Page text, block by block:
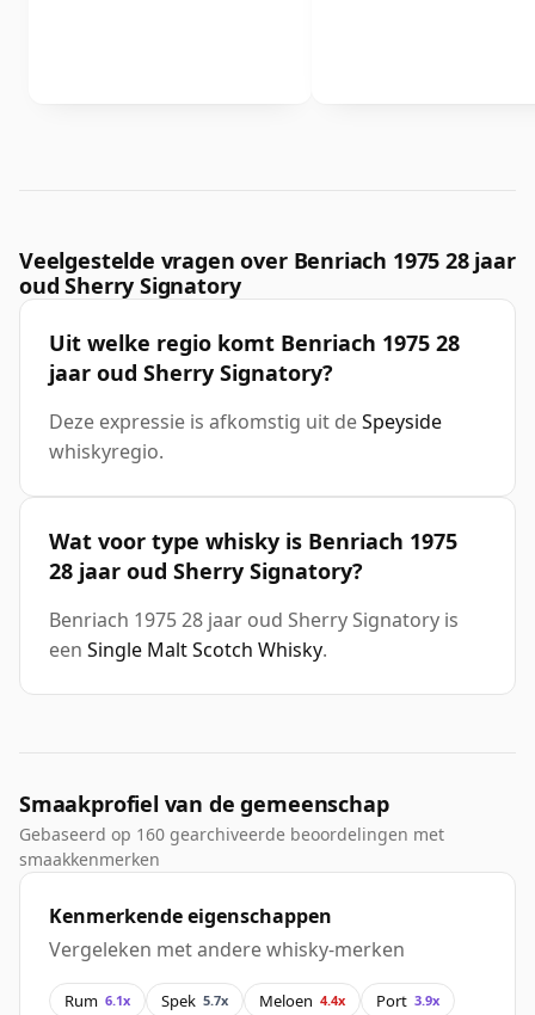
Veelgestelde vragen over Benriach 1975 28 jaar
oud Sherry Signatory
Uit welke regio komt Benriach 1975 28
jaar oud Sherry Signatory?
Deze expressie is afkomstig uit deSpeyside
whiskyregio.
Wat voor type whisky is Benriach 1975
28 jaar oud Sherry Signatory?
Benriach 1975 28 jaar oud Sherry Signatory is
een Single Malt Scotch Whisky.
Smaakprofiel van de gemeenschap
Gebaseerd op 160 gearchiveerde beoordelingen met
smaakkenmerken
Kenmerkende eigenschappen
Vergeleken met andere whisky-merken
Rum 6.1x Spek 5.7x Meloen 4.4x Port 3.9x